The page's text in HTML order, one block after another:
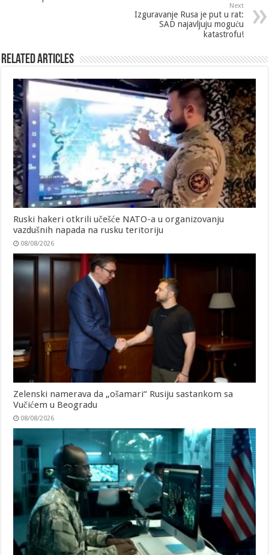
Next
Izguravanje Rusa je put u rat:
SAD najavljuju moguću
katastrofu!
Related Articles
Ruski hakeri otkrili učešće NATO-a u organizovanju
vazdušnih napada na rusku teritoriju
08/08/2026
Zelenski namerava da „ošamari“ Rusiju sastankom sa
Vučićem u Beogradu
08/08/2026